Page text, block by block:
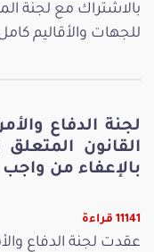
بالاشتراك مع لجنة
للجهات والأقاليم كامل يوم
لجنة الدفاع
القانون
بالإعفاء من
11141 قراءة
عقدت لجنة الدفاع